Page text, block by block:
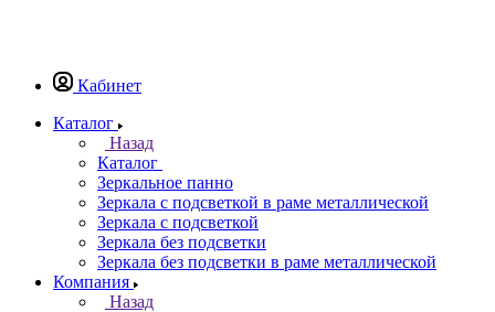
Кабинет
Каталог
Назад
Каталог
Зеркальное панно
Зеркала с подсветкой в раме металлической
Зеркала с подсветкой
Зеркала без подсветки
Зеркала без подсветки в раме металлической
Компания
Назад